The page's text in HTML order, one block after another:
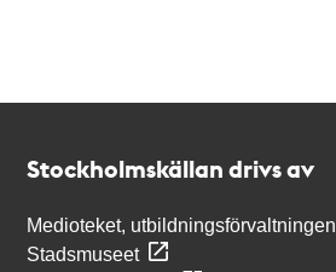
Stockholmskällan drivs av
Medioteket, utbildningsförvaltningen
Stadsmuseet